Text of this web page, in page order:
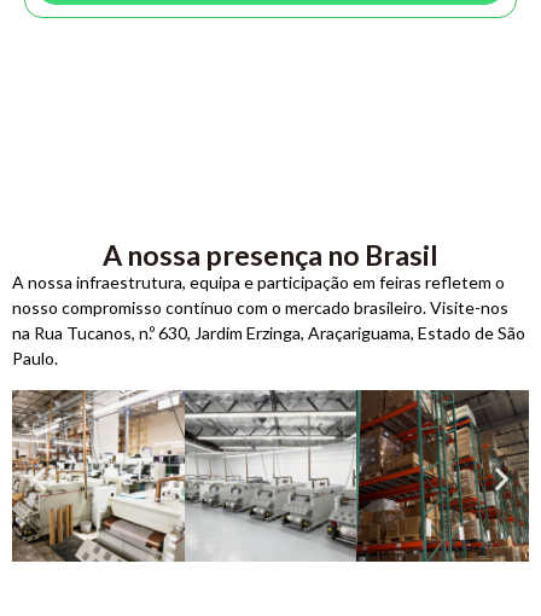
A nossa presença no Brasil
A nossa infraestrutura, equipa e participação em feiras refletem o
nosso compromisso contínuo com o mercado brasileiro. Visite-nos
na Rua Tucanos, n.º 630, Jardim Erzinga, Araçariguama, Estado de São
Paulo.